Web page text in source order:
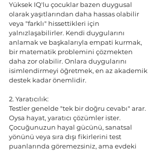
Yüksek IQ'lu çocuklar bazen duygusal
olarak yaşıtlarından daha hassas olabilir
veya "farklı" hissettikleri için
yalnızlaşabilirler. Kendi duygularını
anlamak ve başkalarıyla empati kurmak,
bir matematik problemini çözmekten
daha zor olabilir. Onlara duygularını
isimlendirmeyi öğretmek, en az akademik
destek kadar önemlidir.
2. Yaratıcılık:
Testler genelde "tek bir doğru cevabı" arar.
Oysa hayat, yaratıcı çözümler ister.
Çocuğunuzun hayal gücünü, sanatsal
yönünü veya sıra dışı fikirlerini test
puanlarında göremezsiniz, ama evdeki